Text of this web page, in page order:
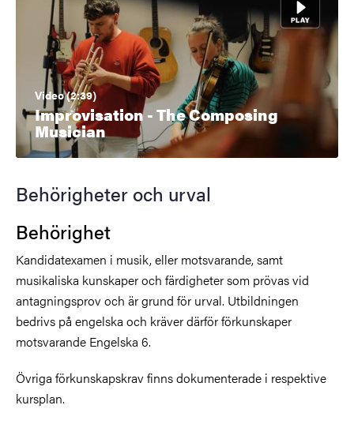
Video (2:39)
Improvisation - The Composing
Musician
Behörigheter och urval
Behörighet
Kandidatexamen i musik, eller motsvarande, samt
musikaliska kunskaper och färdigheter som prövas vid
antagningsprov och är grund för urval. Utbildningen
bedrivs på engelska och kräver därför förkunskaper
motsvarande Engelska 6.
Övriga förkunskapskrav finns dokumenterade i respektive
kursplan.